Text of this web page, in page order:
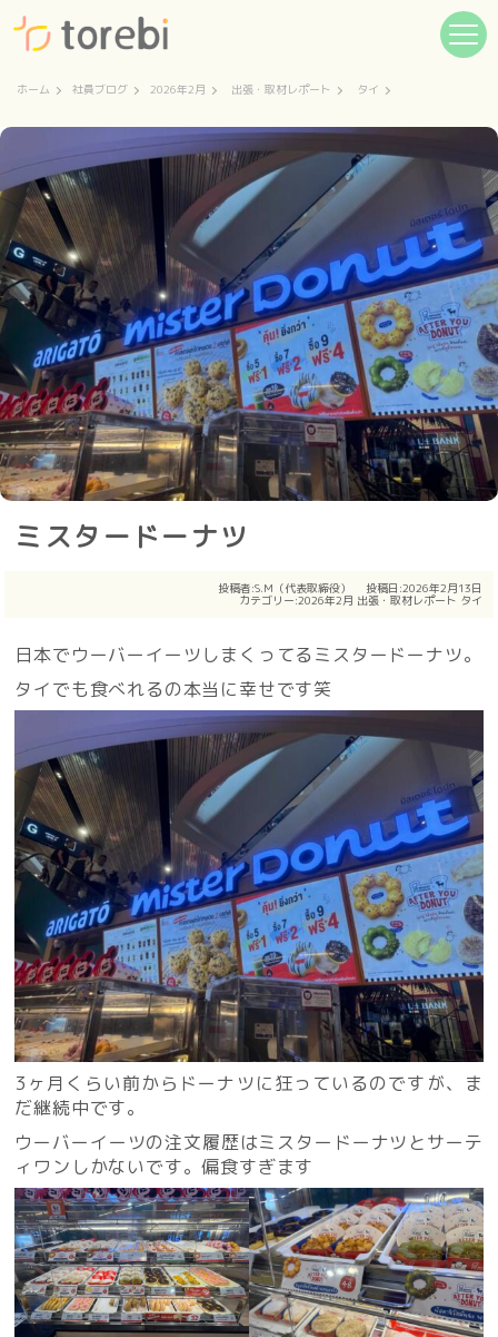
ホーム 社員ブログ 2026年2月 出張・取材レポート タイ
ミスタードーナツ
投稿者:S.M（代表取締役） 投稿日:2026年2月13日
カテゴリー:2026年2月 出張・取材レポート タイ
日本でウーバーイーツしまくってるミスタードーナツ。
タイでも食べれるの本当に幸せです笑
3ヶ月くらい前からドーナツに狂っているのですが、ま
だ継続中です。
ウーバーイーツの注文履歴はミスタードーナツとサーテ
ィワンしかないです。偏食すぎます